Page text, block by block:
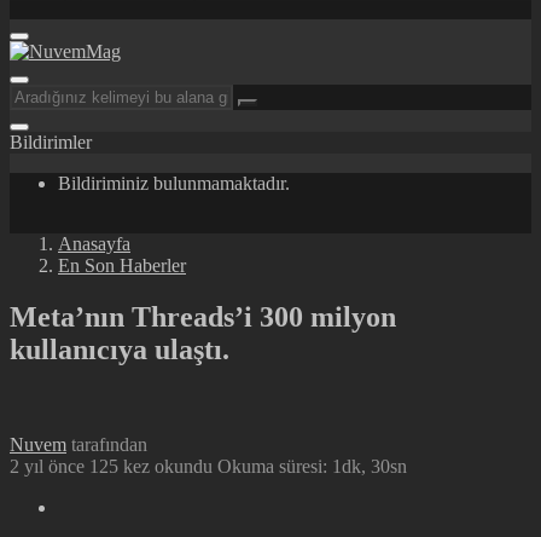
Bildirimler
Bildiriminiz bulunmamaktadır.
Anasayfa
En Son Haberler
Meta’nın Threads’i 300 milyon
kullanıcıya ulaştı.
Nuvem tarafından
2 yıl önce 125 kez okundu Okuma süresi: 1dk, 30sn